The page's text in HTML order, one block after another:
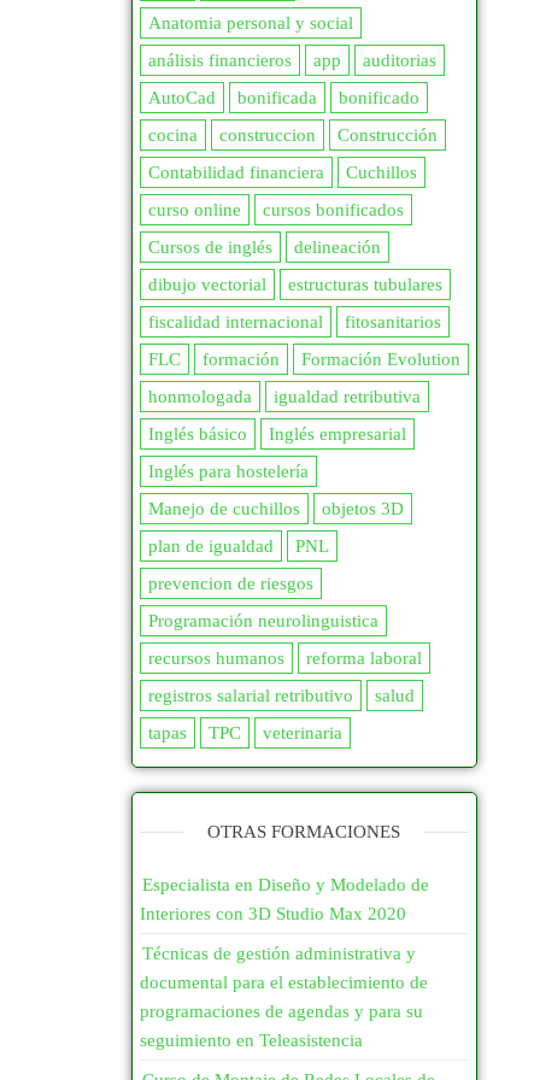
Fitosanitarios
Floristeria41
Fruticultura18
Ganadería 68
Jardinería39
Maquinaria Agraria20
Porcina8
ARTES GRÁFICAS, IMAGEN Y
SONIDO
363
Creación, Diseño y Edición
Digital243
Editorial
Escenografía1
Maquetación y Artes
Gráficas62
Producción
Cocina presencial
COMERCIO Y
MARKETING585
1154
120234
125 10
1261
13047
1351
14048
150185
1552
16046
165
17022
1753
180393
1850
19025
200680
240 2
250 67
2900
300 406
Anatomia personal y social
análisis financieros
app
auditorias
AutoCad
bonificada
bonificado
cocina
construccion
Construcción
Contabilidad financiera
Cuchillos
curso online
cursos bonificados
Cursos de inglés
delineación
dibujo vectorial
estructuras tubulares
fiscalidad internacional
fitosanitarios
FLC
formación
Formación Evolution
honmologada
igualdad retributiva
Inglés básico
Inglés empresarial
Inglés para hostelería
Manejo de cuchillos
objetos 3D
plan de igualdad
PNL
prevencion de riesgos
Programación neurolinguistica
recursos humanos
reforma laboral
registros salarial retributivo
salud
tapas
TPC veterinaria
OTRAS FORMACIONES
Especialista en Diseño y Modelado de
Interiores con 3D Studio Max 2020
Técnicas de gestión administrativa y
documental para el establecimiento de
programaciones de agendas y para su
seguimiento en Teleasistencia